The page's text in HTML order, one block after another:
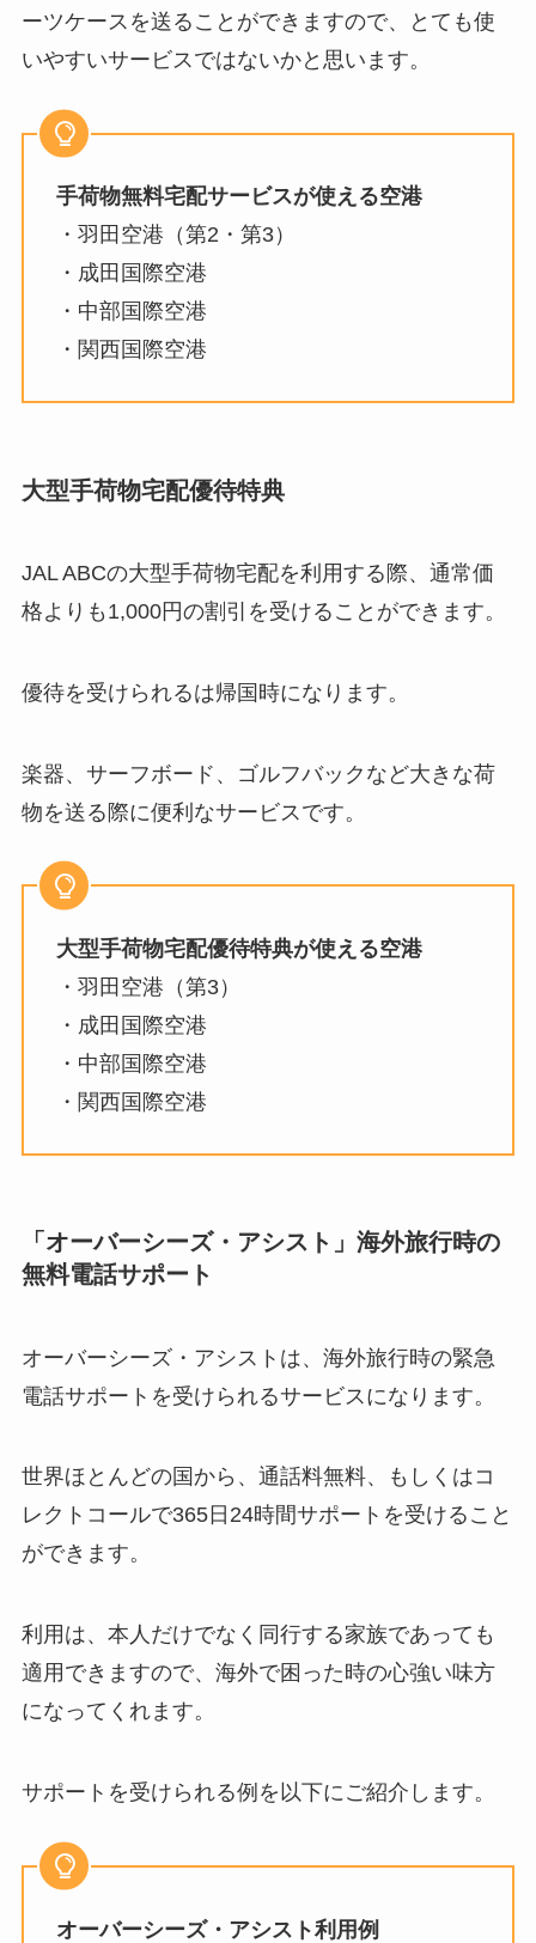
ーツケースを送ることができますので、とても使
いやすいサービスではないかと思います。
手荷物無料宅配サービスが使える空港
・羽田空港（第2・第3）
・成田国際空港
・中部国際空港
・関西国際空港
大型手荷物宅配優待特典
JAL ABCの大型手荷物宅配を利用する際、通常価
格よりも1,000円の割引を受けることができます。
優待を受けられるは帰国時になります。
楽器、サーフボード、ゴルフバックなど大きな荷
物を送る際に便利なサービスです。
大型手荷物宅配優待特典が使える空港
・羽田空港（第3）
・成田国際空港
・中部国際空港
・関西国際空港
「オーバーシーズ・アシスト」海外旅行時の
無料電話サポート
オーバーシーズ・アシストは、海外旅行時の緊急
電話サポートを受けられるサービスになります。
世界ほとんどの国から、通話料無料、もしくはコ
レクトコールで365日24時間サポートを受けること
ができます。
利用は、本人だけでなく同行する家族であっても
適用できますので、海外で困った時の心強い味方
になってくれます。
サポートを受けられる例を以下にご紹介します。
オーバーシーズ・アシスト利用例